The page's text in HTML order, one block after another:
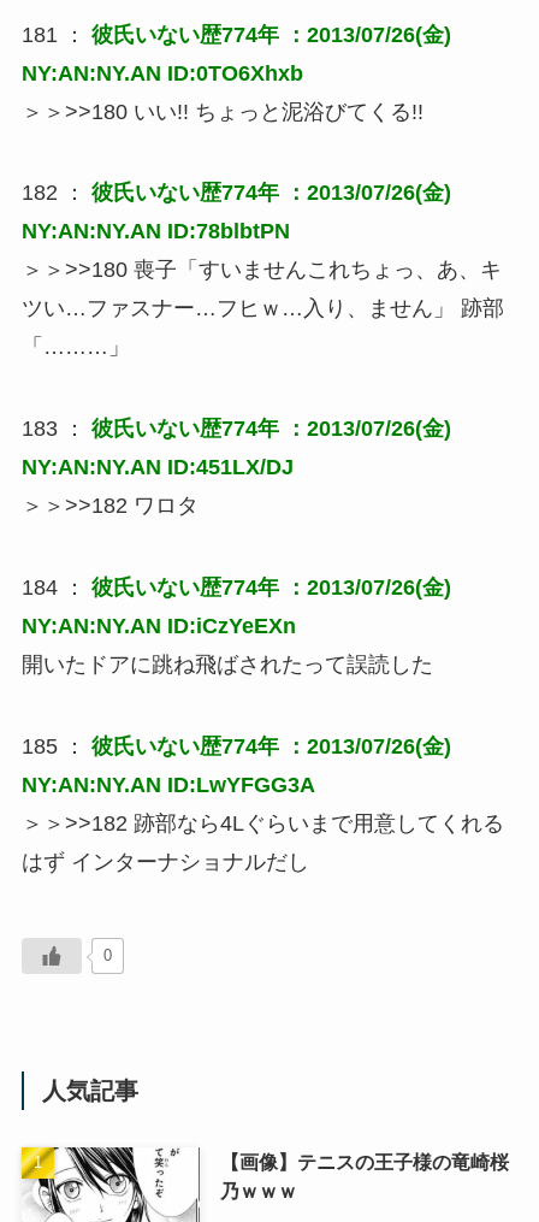
181 ： 彼氏いない歴774年
：2013/07/26(金)
NY:AN:NY.AN ID:0TO6Xhxb
＞＞>>180 いい!! ちょっと泥浴びてくる!!
182 ： 彼氏いない歴774年
：2013/07/26(金)
NY:AN:NY.AN ID:78blbtPN
＞＞>>180 喪子「すいませんこれちょっ、あ、キ
ツい…ファスナー…フヒｗ…入り、ません」 跡部
「………」
183 ： 彼氏いない歴774年
：2013/07/26(金)
NY:AN:NY.AN ID:451LX/DJ
＞＞>>182 ワロタ
184 ： 彼氏いない歴774年
：2013/07/26(金)
NY:AN:NY.AN ID:iCzYeEXn
開いたドアに跳ね飛ばされたって誤読した
185 ： 彼氏いない歴774年
：2013/07/26(金)
NY:AN:NY.AN ID:LwYFGG3A
＞＞>>182 跡部なら4Lぐらいまで用意してくれる
はず インターナショナルだし
0
人気記事
【画像】テニスの王子様の竜崎桜
乃ｗｗｗ